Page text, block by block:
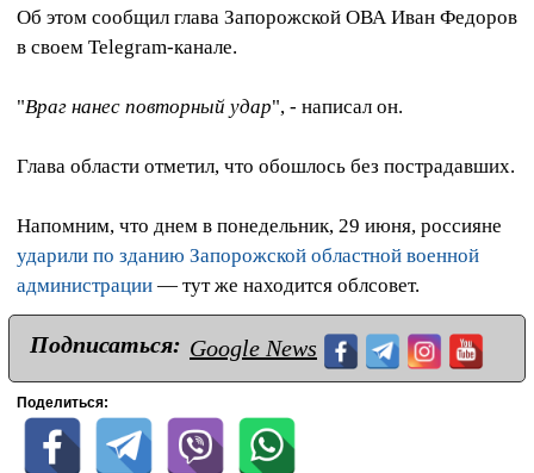
Об этом сообщил глава Запорожской ОВА Иван Федоров
в своем Telegram-канале.
"Враг нанес повторный удар", - написал он.
Глава области отметил, что обошлось без пострадавших.
Напомним, что днем в понедельник, 29 июня, россияне
ударили по зданию Запорожской областной военной
администрации — тут же находится облсовет.
Подписаться: Google News
Поделиться: